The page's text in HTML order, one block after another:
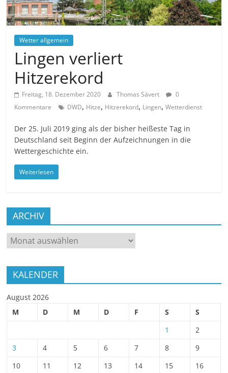
Wetter allgemein
Lingen verliert
Hitzerekord
Freitag, 18. Dezember 2020 Thomas Sävert
0
Kommentare
DWD, Hitze, Hitzerekord, Lingen,Wetterdienst
Der 25. Juli 2019 ging als der bisher heißeste Tag in
Deutschland seit Beginn der Aufzeichnungen in die
Wettergeschichte ein.
Weiterlesen
ARCHIV
ARCHIV
KALENDER
August 2026
M
D M D F S
S
1
2
3
4 5 6 7 8
9
10
11 12 13 14 15
16